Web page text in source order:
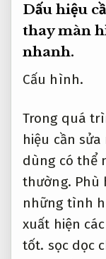
Dấu hiệu
thay màn
nhanh.
Cấu hình.
Trong quá
hiệu cần
dùng có thể
thường. Phù
những tình
xuất hiện
tốt. sọc dọc